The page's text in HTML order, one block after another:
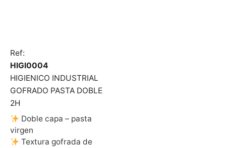
Ref:
HIGI0004
HIGIENICO INDUSTRIAL
GOFRADO PASTA DOBLE
2H
Doble capa – pasta
virgen
Textura gofrada de